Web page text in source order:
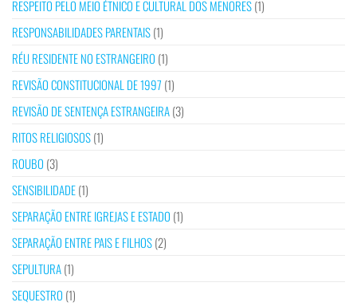
RESPEITO PELO MEIO ÉTNICO E CULTURAL DOS MENORES(1)
RESPONSABILIDADES PARENTAIS(1)
RÉU RESIDENTE NO ESTRANGEIRO (1)
REVISÃO CONSTITUCIONAL DE 1997 (1)
REVISÃO DE SENTENÇA ESTRANGEIRA(3)
RITOS RELIGIOSOS(1)
ROUBO (3)
SENSIBILIDADE(1)
SEPARAÇÃO ENTRE IGREJAS E ESTADO (1)
SEPARAÇÃO ENTRE PAIS E FILHOS(2)
SEPULTURA(1)
SEQUESTRO (1)